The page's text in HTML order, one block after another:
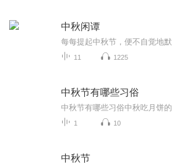
中秋闲谭
11 1225
中秋节有哪些习俗
1 10
中秋节